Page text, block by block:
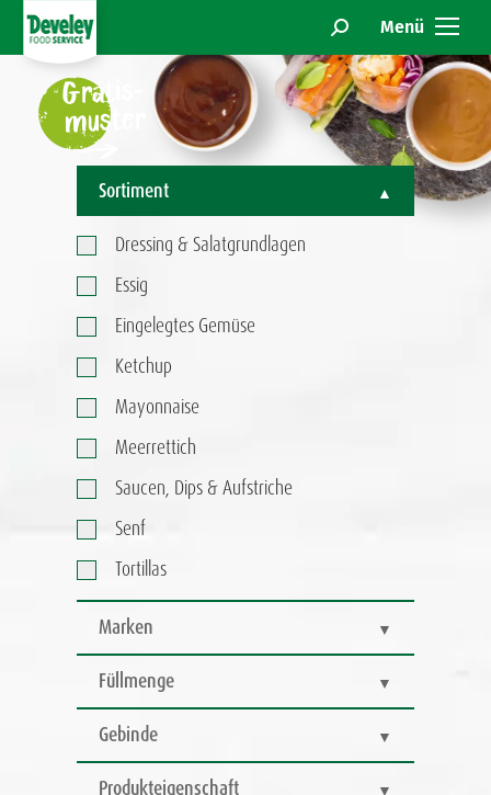
Menü
Search:
Gratis-
muster
Sortiment
Dressing & Salatgrundlagen
Essig
Eingelegtes Gemüse
Ketchup
Mayonnaise
Meerrettich
Saucen, Dips & Aufstriche
Senf
Tortillas
Marken
Füllmenge
Gebinde
Produkteigenschaft